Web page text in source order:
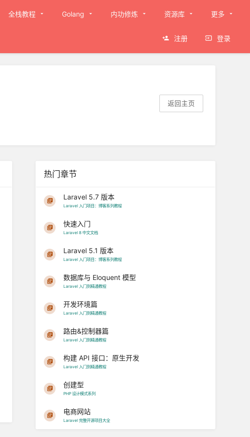
全栈教程 Golang 内功修炼 资源库 更多
注册 登录
返回主页
热门章节
Laravel 5.7 版本
Laravel 入门项目：博客系列教程
快速入门
Laravel 8 中文文档
Laravel 5.1 版本
Laravel 入门项目：博客系列教程
数据库与 Eloquent 模型
Laravel 入门到精通教程
开发环境篇
Laravel 入门到精通教程
路由&控制器篇
Laravel 入门到精通教程
构建 API 接口：原生开发
Laravel 入门到精通教程
创建型
PHP 设计模式系列
电商网站
Laravel 完整开源项目大全